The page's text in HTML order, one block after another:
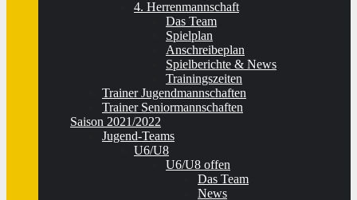
4. Herrenmannschaft
Das Team
Spielplan
Anschreibeplan
Spielberichte & News
Trainingszeiten
Trainer Jugendmannschaften
Trainer Seniormannschaften
Saison 2021/2022
Jugend-Teams
U6/U8
U6/U8 offen
Das Team
News